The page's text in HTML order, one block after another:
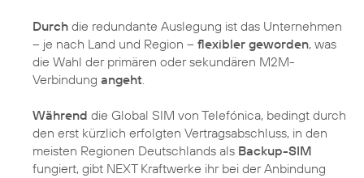
Durch die redundante Auslegung ist das Unternehmen
– je nach Land und Region – flexibler geworden, was
die Wahl der primären oder sekundären M2M-
Verbindung angeht.
Während die Global SIM von Telefónica, bedingt durch
den erst kürzlich erfolgten Vertragsabschluss, in den
meisten Regionen Deutschlands als Backup-SIM
fungiert, gibt NEXT Kraftwerke ihr bei der Anbindung